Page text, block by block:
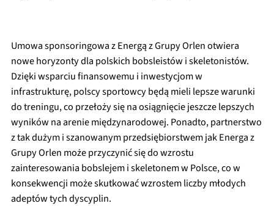
Umowa sponsoringowa z Energą z Grupy Orlen otwiera
nowe horyzonty dla polskich bobsleistów i skeletonistów.
Dzięki wsparciu finansowemu i inwestycjom w
infrastrukturę, polscy sportowcy będą mieli lepsze warunki
do treningu, co przełoży się na osiągnięcie jeszcze lepszych
wyników na arenie międzynarodowej. Ponadto, partnerstwo
z tak dużym i szanowanym przedsiębiorstwem jak Energa z
Grupy Orlen może przyczynić się do wzrostu
zainteresowania bobslejem i skeletonem w Polsce, co w
konsekwencji może skutkować wzrostem liczby młodych
adeptów tych dyscyplin.